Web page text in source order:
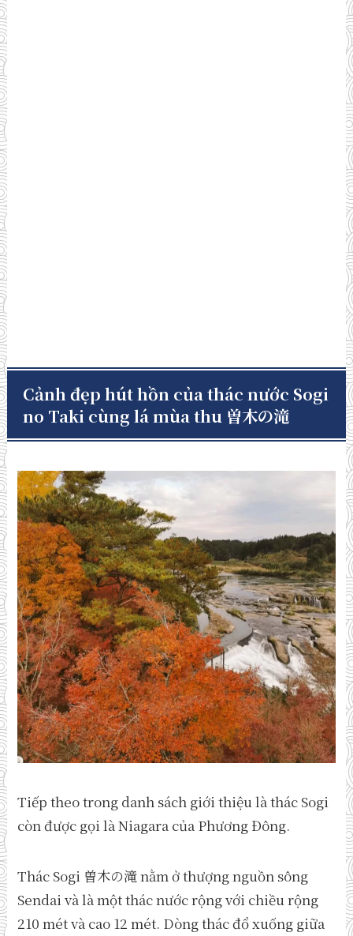
Cảnh đẹp hút hồn của thác nước Sogi
no Taki cùng lá mùa thu 曽木の滝
Tiếp theo trong danh sách giới thiệu là thác Sogi
còn được gọi là Niagara của Phương Đông.
Thác Sogi 曽木の滝 nằm ở thượng nguồn sông
Sendai và là một thác nước rộng với chiều rộng
210 mét và cao 12 mét. Dòng thác đổ xuống giữa